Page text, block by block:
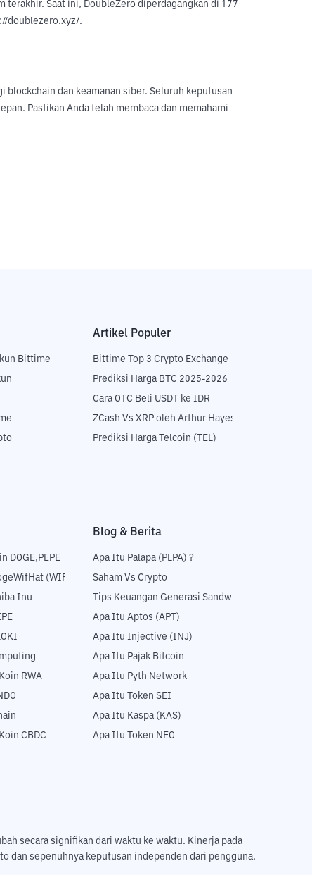
terakhir. Saat ini, DoubleZero diperdagangkan di 177
doublezero.xyz/.
dan keamanan siber. Seluruh keputusan
Pastikan Anda telah membaca dan memahami
Bittime
Artikel Populer
Bittime Top 3 Crypto Exchange
Prediksi Harga BTC 2025-2026
Cara OTC Beli USDT ke IDR
ZCash Vs XRP oleh Arthur Hayes
Prediksi Harga Telcoin (TEL)
DOGE,PEPE
(WIF)
Inu
RWA
CBDC
Blog & Berita
Apa Itu Palapa (PLPA) ?
Saham Vs Crypto
Tips Keuangan Generasi Sandwich
Apa Itu Aptos (APT)
Apa Itu Injective (INJ)
Apa Itu Pajak Bitcoin
Apa Itu Pyth Network
Apa Itu Token SEI
Apa Itu Kaspa (KAS)
Apa Itu Token NEO
secara signifikan dari waktu ke waktu. Kinerja pada
dan sepenuhnya keputusan independen dari pengguna.